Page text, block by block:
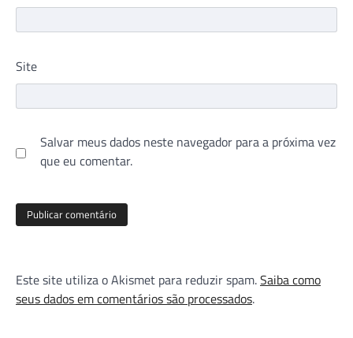
Site
Salvar meus dados neste navegador para a próxima vez
que eu comentar.
Este site utiliza o Akismet para reduzir spam.Saiba como
seus dados em comentários são processados.